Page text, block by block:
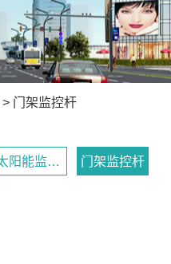
> 门架监控杆
太阳能监控杆 门架监控杆